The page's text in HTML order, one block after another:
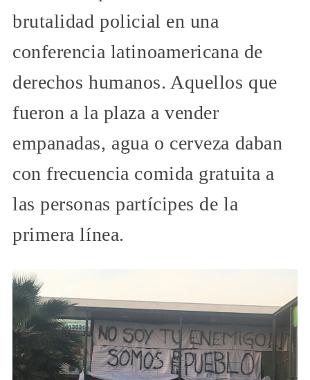
brutalidad policial en una
conferencia latinoamericana de
derechos humanos. Aquellos que
fueron a la plaza a vender
empanadas, agua o cerveza daban
con frecuencia comida gratuita a
las personas partícipes de la
primera línea.